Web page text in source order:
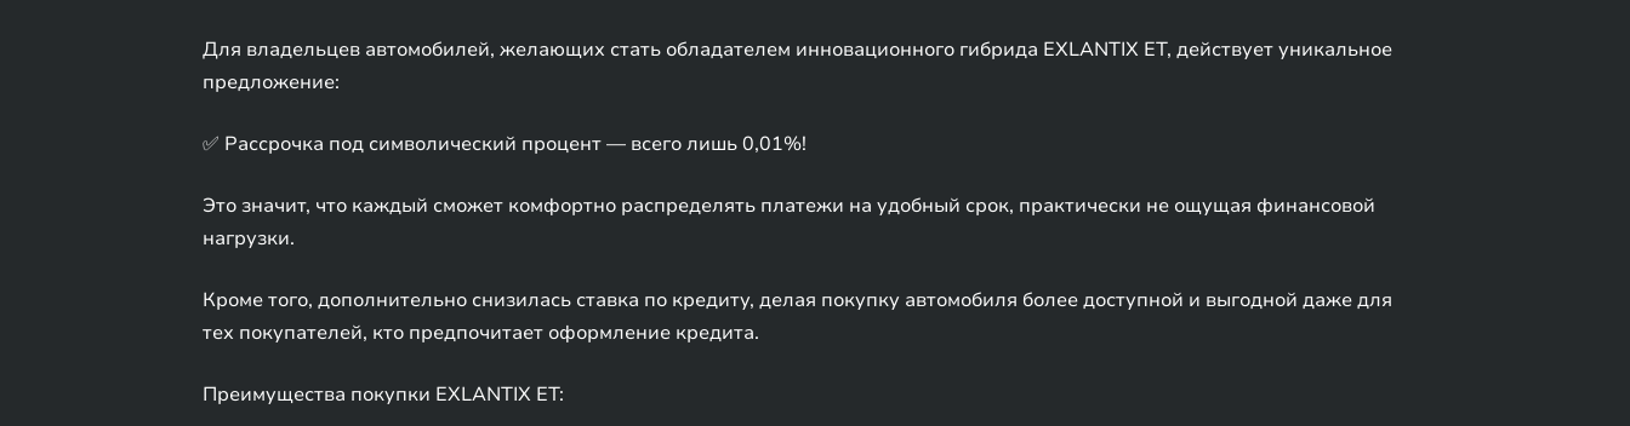
Для владельцев автомобилей, желающих стать обладателем инновационного гибрида EXLANTIX ET, действует уникальное
предложение:
✅ Рассрочка под символический процент — всего лишь 0,01%!
Это значит, что каждый сможет комфортно распределять платежи на удобный срок, практически не ощущая финансовой
нагрузки.
Кроме того, дополнительно снизилась ставка по кредиту, делая покупку автомобиля более доступной и выгодной даже для
тех покупателей, кто предпочитает оформление кредита.
Преимущества покупки EXLANTIX ET: